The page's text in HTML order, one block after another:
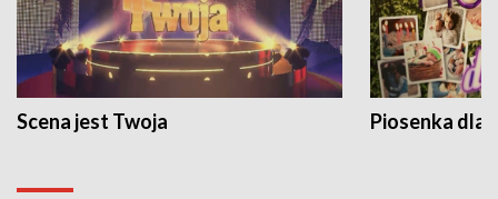
Scena jest Twoja Piosenka dla